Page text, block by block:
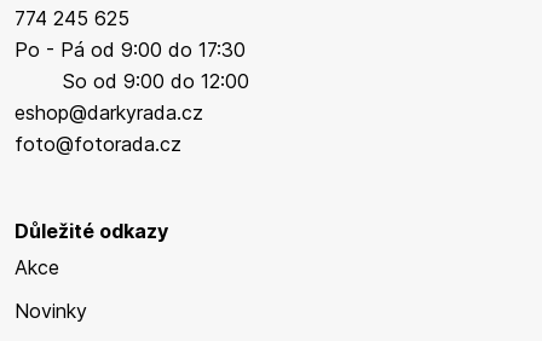
774 245 625
Po - Pá od 9:00 do 17:30
So od 9:00 do 12:00
eshop@darkyrada.cz
foto@fotorada.cz
Důležité odkazy
Akce
Novinky